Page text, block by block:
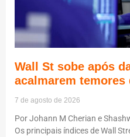
Wall St sobe após
acalmarem
7 de agosto de 2026
Por Johann M Cherian e
Os principais índices de Wall